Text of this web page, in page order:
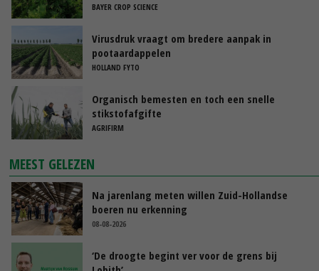
BAYER CROP SCIENCE
Virusdruk vraagt om bredere aanpak in
pootaardappelen
HOLLAND FYTO
Organisch bemesten en toch een snelle
stikstofafgifte
AGRIFIRM
MEEST GELEZEN
Na jarenlang meten willen Zuid-Hollandse
boeren nu erkenning
08-08-2026
‘De droogte begint ver voor de grens bij